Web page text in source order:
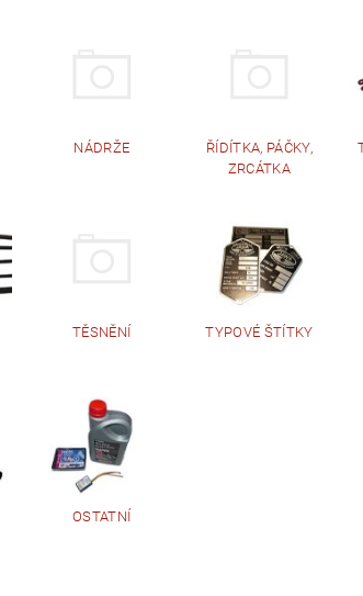
NÁDRŽE
ŘÍDÍTKA, PÁČKY,
ZRCÁTKA
TĚSNĚNÍ TYPOVÉ ŠTÍTKY
OSTATNÍ